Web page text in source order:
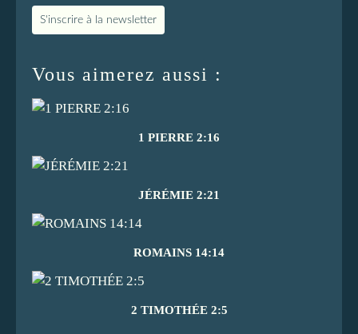
S'inscrire à la newsletter
Vous aimerez aussi :
1 PIERRE 2:16
JÉRÉMIE 2:21
ROMAINS 14:14
2 TIMOTHÉE 2:5